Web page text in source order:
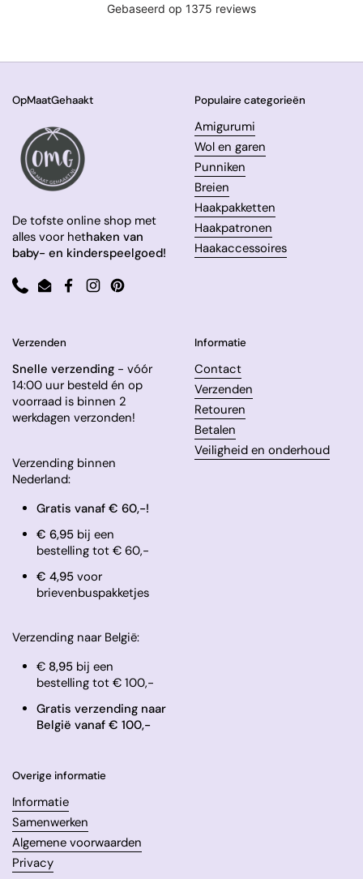
OpMaatGehaakt
De tofste online shop met
alles voor hethaken van
baby- en kinderspeelgoed!
PhoneEmailFacebook
InstagramPinterest
Populaire categorieën
Amigurumi
Wol en garen
Punniken
Breien
Haakpakketten
Haakpatronen
Haakaccessoires
Verzenden
Snelle verzending - vóór
14:00 uur besteld én op
voorraad is binnen 2
werkdagen verzonden!
Verzending binnen
Nederland:
Gratis vanaf € 60,-!
€ 6,95 bij een
bestelling tot € 60,-
​€ 4,95 voor
brievenbuspakketjes
Verzending naar België:
€ 8,95bij een
bestelling tot € 100,-
Gratis verzending naar
België vanaf € 100,-
Informatie
Contact
Verzenden
Retouren
Betalen
Veiligheid en onderhoud
Overige informatie
Informatie
Samenwerken
Algemene voorwaarden
Privacy